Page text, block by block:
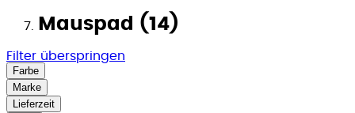
Mauspad (14)
Filter überspringen
Farbe
Marke
Lieferzeit